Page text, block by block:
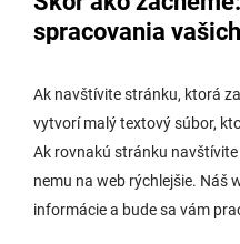
spracovania
Ak navštívite stránku, ktorá
vytvorí malý textový súbor,
Ak rovnakú stránku
nemu na web rýchlejšie. Náš
informácie a bude sa vám
Úradná tabuľa
Potrebujem vybaviť
Samospráva